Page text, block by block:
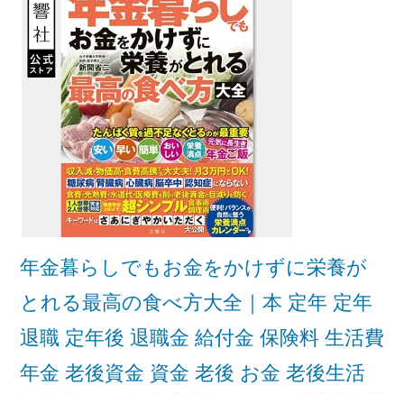
年金暮らしでもお金をかけずに栄養が
とれる最高の食べ方大全｜本 定年 定年
退職 定年後 退職金 給付金 保険料 生活費
年金 老後資金 資金 老後 お金 老後生活